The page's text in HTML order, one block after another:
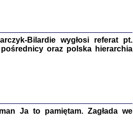
Bańkowska
Bilardie wygłosi referat pt.
oraz polska hierarchia
Ja to pamiętam. Zagłada we